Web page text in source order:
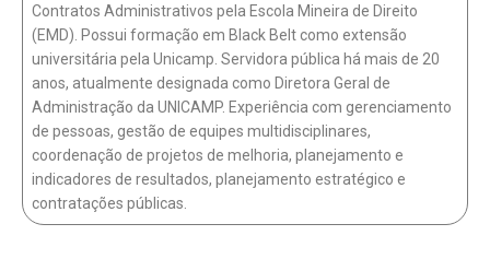
Contratos Administrativos pela Escola Mineira de Direito
(EMD). Possui formação em Black Belt como extensão
universitária pela Unicamp. Servidora pública há mais de 20
anos, atualmente designada como Diretora Geral de
Administração da UNICAMP. Experiência com gerenciamento
de pessoas, gestão de equipes multidisciplinares,
coordenação de projetos de melhoria, planejamento e
indicadores de resultados, planejamento estratégico e
contratações públicas.